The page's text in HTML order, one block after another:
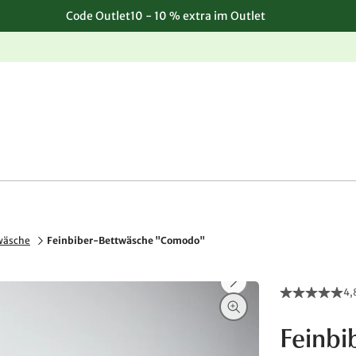
Code Outlet10 - 10 % extra im Outlet
Feinbiber-Bettwäsche "Comodo"